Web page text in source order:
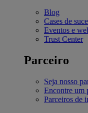
Blog
Cases de
Eventos e
Trust Center
Parceiro
Seja nosso
Encontre um
Parceiros de